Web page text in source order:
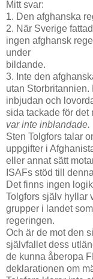
Mitt svar:
1. Den afghanska
2. När Sverige
ingen afghansk
under
bildande.
3. Inte den
utan
inbjudan och
sida tackade för det
var inte inblandade.
Sten Tolgfors talar
uppgifter i
eller annat sätt
ISAFs stöd till
Det finns ingen
Tolgfors själv hyllar
grupper i landet
regeringen.
Och är de mot den
självfallet dess
de kunna åberopa
deklarationen om